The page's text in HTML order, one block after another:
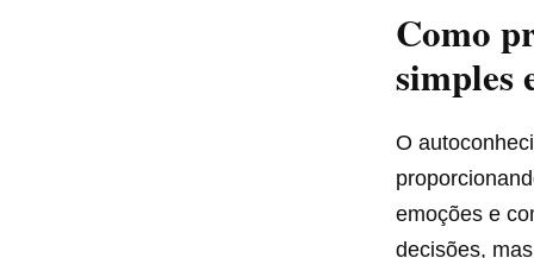
Como
simples
O
emoções e
decisões,